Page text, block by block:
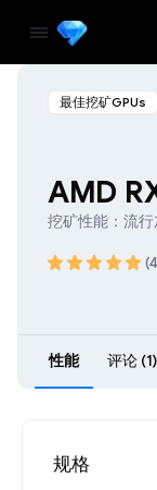
最佳挖矿GPUs
AMD
挖矿性能：流行
性能 评论 (1)
规格